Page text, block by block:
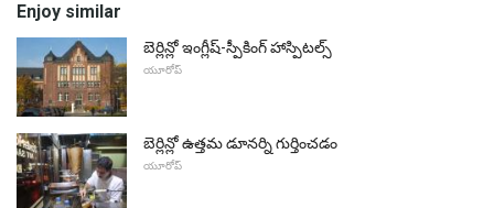
Enjoy similar
బెర్లిన్లో ఇంగ్లీష్-స్పీకింగ్ హాస్పిటల్స్
యూరోప్
బెర్లిన్లో ఉత్తమ డూనర్ని గుర్తించడం
యూరోప్